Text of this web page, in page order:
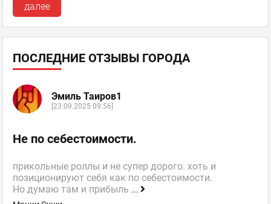
далее
ПОСЛЕДНИЕ ОТЗЫВЫ ГОРОДА
Эмиль Таиров1
[23.09.2025 09:56]
Не по себестоимости.
прикольные роллы и не супер дорого. хоть и
позиционируют себя как по себестоимости.
Но думаю там и прибыль ...